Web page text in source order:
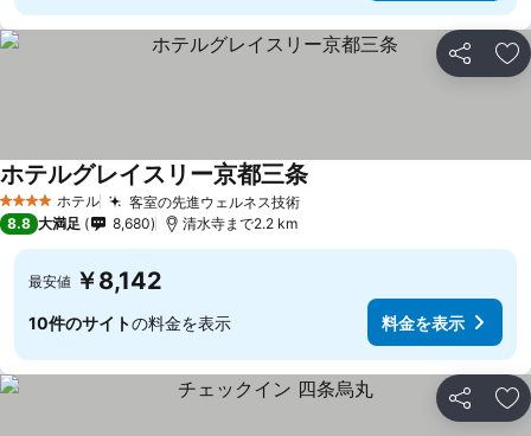
シェア お
4 ホテルのランク
ホテル 客室の先進ウェルネス技術
ホテルグレイスリー京都三条
8.8 大満足 8,680 清水寺まで2.2 km
最安値 ￥8,142
10件のサイトの料金を表示 料金を表示
シェア お